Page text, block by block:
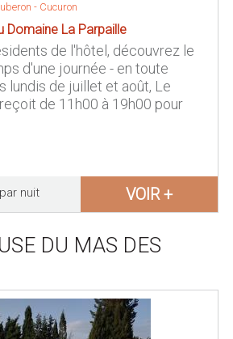
- Cucuron
Domaine La Parpaille
de l'hôtel, découvrez le
d'une journée - en toute
lundis de juillet et août, Le
de 11h00 à 19h00 pour
nuit VOIR +
DU MAS DES